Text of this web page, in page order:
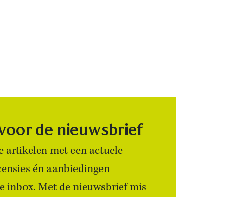
de nieuwsbrief
artikelen met een actuele
én aanbiedingen
inbox. Met de nieuwsbrief mis